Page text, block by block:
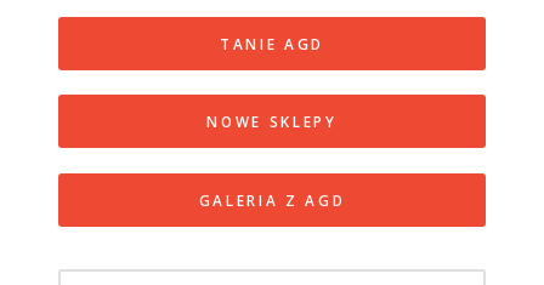
TANIE AGD
NOWE SKLEPY
GALERIA Z AGD